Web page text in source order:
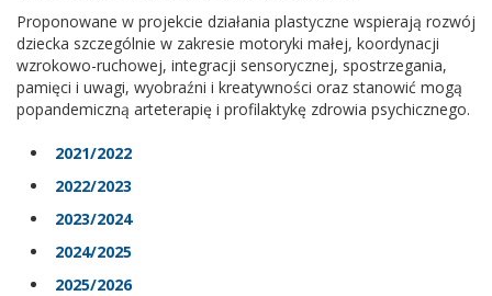
Proponowane w projekcie działania plastyczne wspierają rozwój
dziecka szczególnie w zakresie motoryki małej, koordynacji
wzrokowo-ruchowej, integracji sensorycznej, spostrzegania,
pamięci i uwagi, wyobraźni i kreatywności oraz stanowić mogą
popandemiczną arteterapię i profilaktykę zdrowia psychicznego.
2021/2022
2022/2023
2023/2024
2024/2025
2025/2026